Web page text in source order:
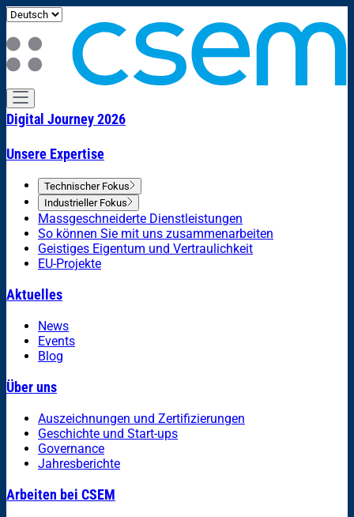
Digital Journey 2026
Unsere Expertise
Technischer Fokus
Industrieller Fokus
Massgeschneiderte Dienstleistungen
So können Sie mit uns zusammenarbeiten
Geistiges Eigentum und Vertraulichkeit
EU-Projekte
Aktuelles
News
Events
Blog
Über uns
Auszeichnungen und Zertifizierungen
Geschichte und Start-ups
Governance
Jahresberichte
Arbeiten bei CSEM